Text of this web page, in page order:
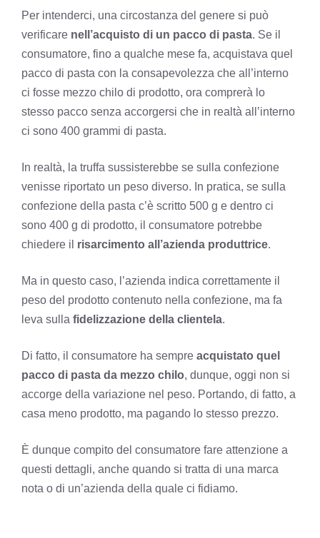
Per intenderci, una circostanza del genere si può
verificare nell’acquisto di un pacco di pasta. Se il
consumatore, fino a qualche mese fa, acquistava quel
pacco di pasta con la consapevolezza che all’interno
ci fosse mezzo chilo di prodotto, ora comprerà lo
stesso pacco senza accorgersi che in realtà all’interno
ci sono 400 grammi di pasta.
In realtà, la truffa sussisterebbe se sulla confezione
venisse riportato un peso diverso. In pratica, se sulla
confezione della pasta c’è scritto 500 g e dentro ci
sono 400 g di prodotto, il consumatore potrebbe
chiedere il risarcimento all’azienda produttrice.
Ma in questo caso, l’azienda indica correttamente il
peso del prodotto contenuto nella confezione, ma fa
leva sulla fidelizzazione della clientela.
Di fatto, il consumatore ha sempre acquistato quel
pacco di pasta da mezzo chilo, dunque, oggi non si
accorge della variazione nel peso. Portando, di fatto, a
casa meno prodotto, ma pagando lo stesso prezzo.
È dunque compito del consumatore fare attenzione a
questi dettagli, anche quando si tratta di una marca
nota o di un’azienda della quale ci fidiamo.